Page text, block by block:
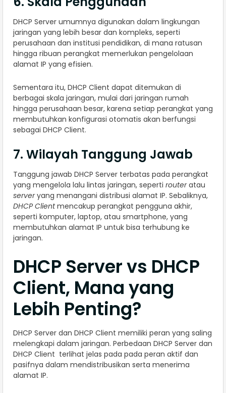
DHCP Server umumnya digunakan dalam lingkungan
jaringan yang lebih besar dan kompleks, seperti
perusahaan dan institusi pendidikan, di mana ratusan
hingga ribuan perangkat memerlukan pengelolaan
alamat IP yang efisien.
Sementara itu, DHCP Client dapat ditemukan di
berbagai skala jaringan, mulai dari jaringan rumah
hingga perusahaan besar, karena setiap perangkat yang
membutuhkan konfigurasi otomatis akan berfungsi
sebagai DHCP Client.
7. Wilayah Tanggung Jawab
Tanggung jawab DHCP Server terbatas pada perangkat
yang mengelola lalu lintas jaringan, seperti routeratau
serveryang menangani distribusi alamat IP. Sebaliknya,
DHCP Clientmencakup perangkat pengguna akhir,
seperti komputer, laptop, atau smartphone, yang
membutuhkan alamat IP untuk bisa terhubung ke
jaringan.
DHCP Server vs DHCP
Client, Mana yang
Lebih Penting?
DHCP Server dan DHCP Client memiliki peran yang saling
melengkapi dalam jaringan. Perbedaan DHCP Server dan
DHCP Client terlihat jelas pada pada peran aktif dan
pasifnya dalam mendistribusikan serta menerima
alamat IP.